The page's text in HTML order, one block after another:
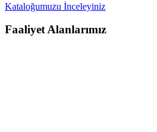
Kataloğumuzu İnceleyiniz
Faaliyet Alanlarımız